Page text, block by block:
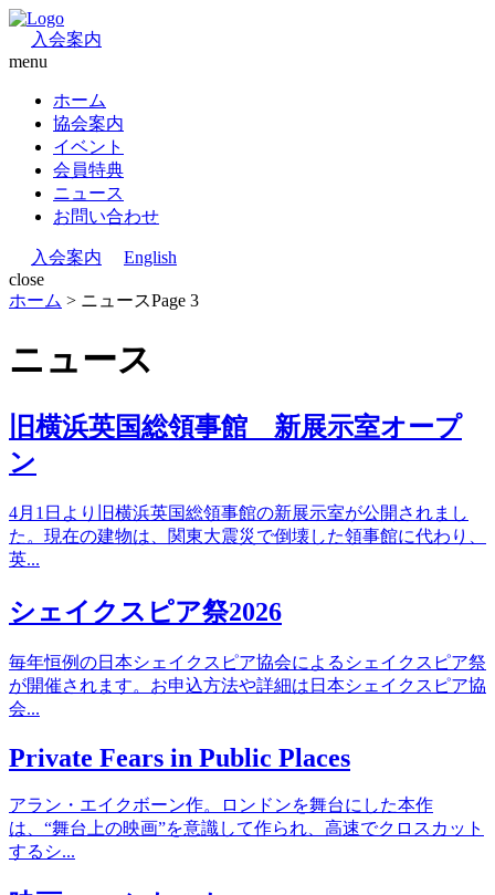
入会案内
menu
ホーム
協会案内
イベント
会員特典
ニュース
お問い合わせ
入会案内
English
close
ホーム > ニュースPage 3
ニュース
旧横浜英国総領事館 新展示室オープ
ン
4月1日より旧横浜英国総領事館の新展示室が公開されまし
た。現在の建物は、関東大震災で倒壊した領事館に代わり、
英...
シェイクスピア祭2026
毎年恒例の日本シェイクスピア協会によるシェイクスピア祭
が開催されます。お申込方法や詳細は日本シェイクスピア協
会...
Private Fears in Public Places
アラン・エイクボーン作。ロンドンを舞台にした本作
は、“舞台上の映画”を意識して作られ、高速でクロスカット
するシ...